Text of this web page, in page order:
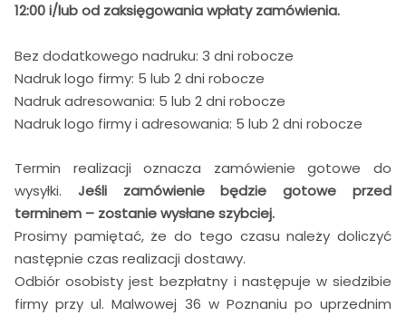
12:00 i/lub od zaksięgowania wpłaty zamówienia.
Bez dodatkowego nadruku: 3 dni robocze
Nadruk logo firmy: 5 lub 2 dni robocze
Nadruk adresowania: 5 lub 2 dni robocze
Nadruk logo firmy i adresowania: 5 lub 2 dni robocze
Termin realizacji oznacza zamówienie gotowe do
wysyłki. Jeśli zamówienie będzie gotowe przed
terminem – zostanie wysłane szybciej.
Prosimy pamiętać, że do tego czasu należy doliczyć
następnie czas realizacji dostawy.
Odbiór osobisty jest bezpłatny i następuje w siedzibie
firmy przy ul. Malwowej 36 w Poznaniu po uprzednim